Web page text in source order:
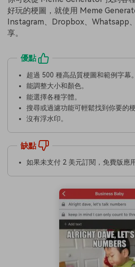
好玩的梗圖，就使用 Meme
Instagram、Dropbox、Whatsapp
享。
優點
超過 500 種高品質梗圖和範例字幕。
能調整大小和顏色。
能選擇各種字體。
搜尋或過濾功能可輕鬆找到你要的梗
沒有浮水印。
缺點
如果未支付 2 美元訂閱，免費版應